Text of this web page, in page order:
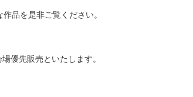
品を是非ご覧ください。
優先販売といたします。